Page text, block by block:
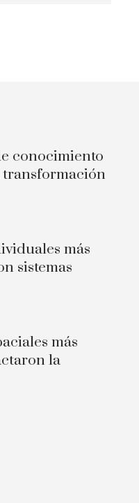
conocimiento
transformación
más
sistemas
más
la